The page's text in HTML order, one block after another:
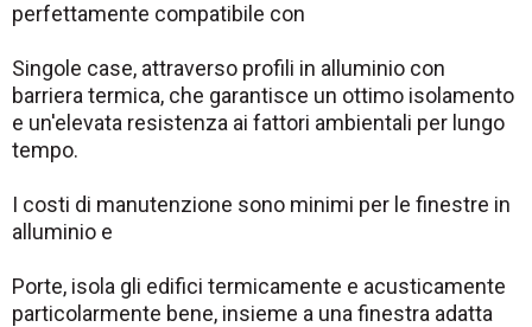
perfettamente compatibile con
Singole case, attraverso profili in alluminio con
barriera termica, che garantisce un ottimo isolamento
e un'elevata resistenza ai fattori ambientali per lungo
tempo.
I costi di manutenzione sono minimi per le finestre in
alluminio e
Porte, isola gli edifici termicamente e acusticamente
particolarmente bene, insieme a una finestra adatta